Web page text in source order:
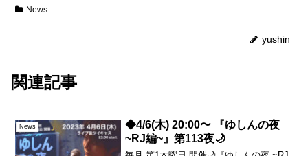
News
yushin
関連記事
News
◆4/6(木) 20:00〜 『ゆしんの夜
~RJ編~』第113夜🌙